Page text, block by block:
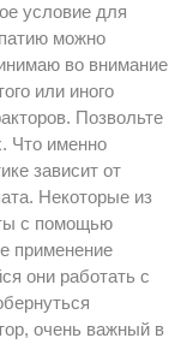
условие для
можно
во внимание
или иного
Позвольте
Что именно
зависит от
Некоторые из
с помощью
применение
они работать с
очень важный в